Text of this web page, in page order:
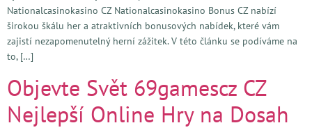
Nationalcasinokasino CZ Nationalcasinokasino Bonus CZ nabízí
širokou škálu her a atraktivních bonusových nabídek, které vám
zajistí nezapomenutelný herní zážitek. V této článku se podíváme na
to, […]
Objevte Svět 69gamescz CZ
Nejlepší Online Hry na Dosah